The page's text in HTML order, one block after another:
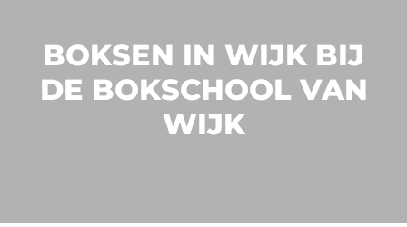
BOKSEN IN WIJK BIJ
DE BOKSCHOOL VAN
WIJK